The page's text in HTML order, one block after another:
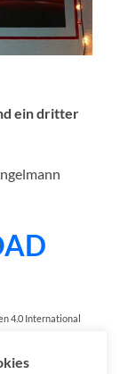
ein dritter
4.0 International